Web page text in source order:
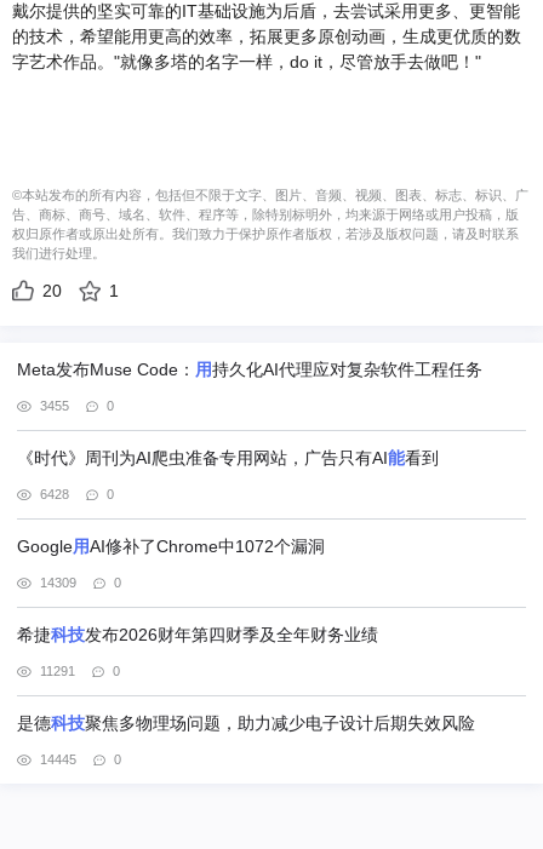
戴尔提供的坚实可靠的IT基础设施为后盾，去尝试采用更多、更智能
的技术，希望能用更高的效率，拓展更多原创动画，生成更优质的数
字艺术作品。"就像多塔的名字一样，do it，尽管放手去做吧！"
©本站发布的所有内容，包括但不限于文字、图片、音频、视频、图表、标志、标识、广
告、商标、商号、域名、软件、程序等，除特别标明外，均来源于网络或用户投稿，版
权归原作者或原出处所有。我们致力于保护原作者版权，若涉及版权问题，请及时联系
我们进行处理。
20 1
Meta发布Muse Code： 用持久化AI代理应对复杂软件工程任务
3455 0
《时代》周刊为AI爬虫准备专用网站，广告只有AI能看到
6428 0
Google用AI修补了Chrome中1072个漏洞
14309 0
希捷科技发布2026财年第四财季及全年财务业绩
11291 0
是德科技聚焦多物理场问题，助力减少电子设计后期失效风险
14445 0